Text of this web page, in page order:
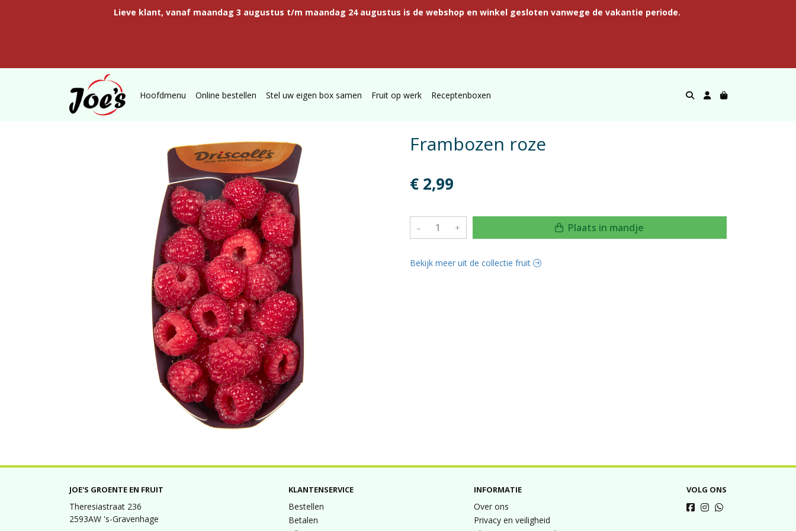
Lieve klant, vanaf maandag 3 augustus t/m maandag 24 augustus is de webshop en winkel gesloten vanwege de vakantie periode.
Hoofdmenu Online bestellen Stel uw eigen box samen Fruit op werk Receptenboxen
Frambozen roze
€ 2,99
– + Plaats in mandje
Bekijk meer uit de collectie fruit
JOE'S GROENTE EN FRUIT
Theresiastraat 236
2593AW 's-Gravenhage
KLANTENSERVICE
Bestellen
Betalen
INFORMATIE
Over ons
Privacy en veiligheid
VOLG ONS